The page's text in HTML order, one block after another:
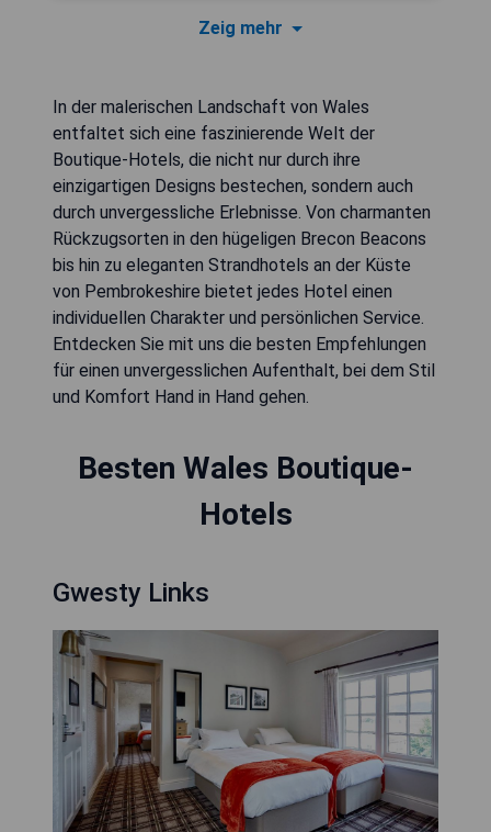
Zeig mehr
In der malerischen Landschaft von Wales
entfaltet sich eine faszinierende Welt der
Boutique-Hotels, die nicht nur durch ihre
einzigartigen Designs bestechen, sondern auch
durch unvergessliche Erlebnisse. Von charmanten
Rückzugsorten in den hügeligen Brecon Beacons
bis hin zu eleganten Strandhotels an der Küste
von Pembrokeshire bietet jedes Hotel einen
individuellen Charakter und persönlichen Service.
Entdecken Sie mit uns die besten Empfehlungen
für einen unvergesslichen Aufenthalt, bei dem Stil
und Komfort Hand in Hand gehen.
Besten Wales Boutique-
Hotels
Gwesty Links